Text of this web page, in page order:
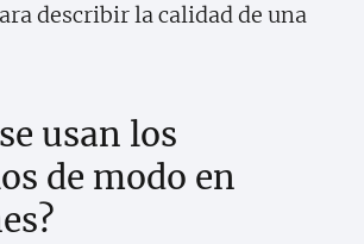
describir la calidad de una
usan los
de modo en